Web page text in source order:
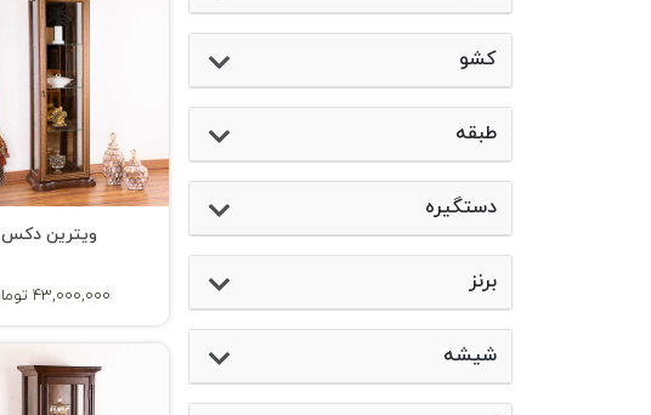
ویترین دکس
43,000,000 تومان
کشو
طبقه
دستگیره
برنز
شیشه